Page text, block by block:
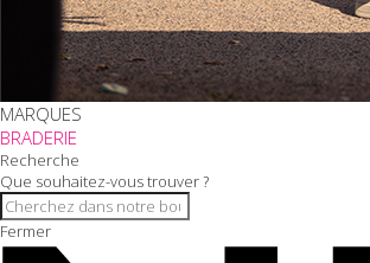
MARQUES
BRADERIE
Recherche
Que souhaitez-vous trouver ?
Fermer